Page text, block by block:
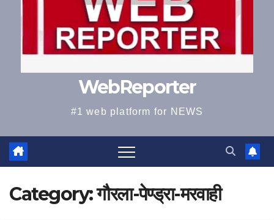
WebReporter
#1 web platform for NEWS
Category:गौरला-पेण्ड्रा-मरवाही